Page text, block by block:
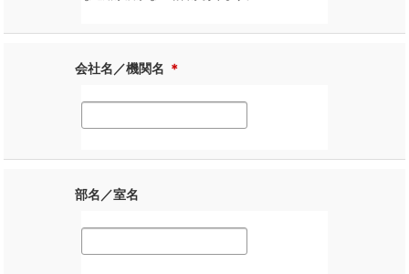
会社名／機関名 ＊
部名／室名